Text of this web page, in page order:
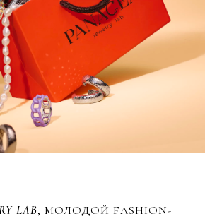
LAB, МОЛОДОЙ FASHION-